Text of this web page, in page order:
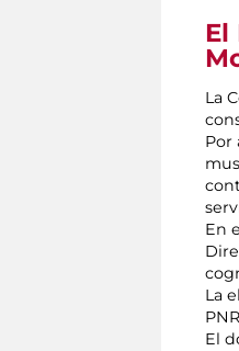
El
La
Por
En
La
El